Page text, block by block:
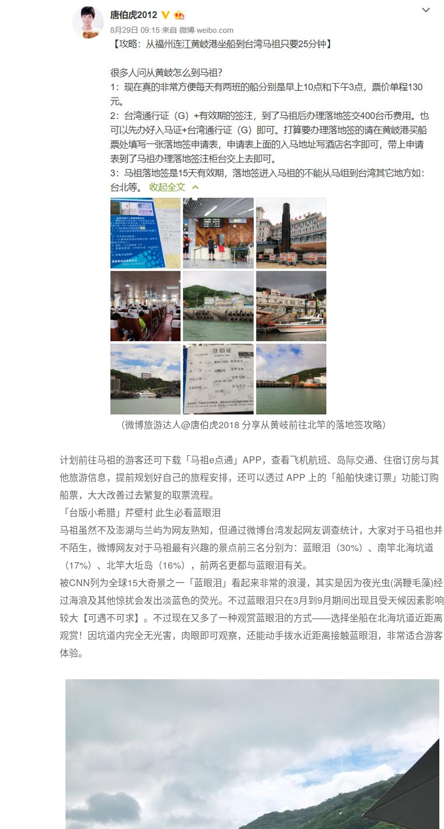
（微博旅游达人@唐伯虎2018 分享从黄岐前往北竿的落地签攻略）
计划前往马祖的游客还可下载「马祖e点通」APP，查看飞机航班、岛际交通、住宿订房与其
他旅游信息，提前规划好自己的旅程安排，还可以透过 APP 上的「船舶快速订票」功能订购
船票，大大改善过去繁复的取票流程。
「台版小希腊」芹壁村 此生必看蓝眼泪
马祖虽然不及澎湖与兰屿为网友熟知，但通过微博台湾发起网友调查统计，大家对于马祖也并
不陌生，微博网友对于马祖最有兴趣的景点前三名分别为：蓝眼泪（30%）、南竿北海坑道
（17%）、北竿大坵岛（16%），前两名更都与蓝眼泪有关。
被CNN列为全球15大奇景之一「蓝眼泪」看起来非常的浪漫，其实是因为夜光虫(涡鞭毛藻)经
过海浪及其他惊扰会发出淡蓝色的荧光。不过蓝眼泪只在3月到9月期间出现且受天候因素影响
较大【可遇不可求】。不过现在又多了一种观赏蓝眼泪的方式——选择坐船在北海坑道近距离
观赏！因坑道内完全无光害，肉眼即可观察，还能动手拨水近距离接触蓝眼泪，非常适合游客
体验。